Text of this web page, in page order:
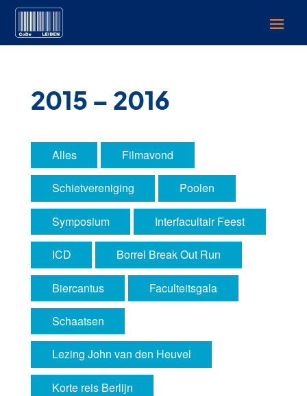
2015 – 2016
Alles Filmavond
Schietvereniging Poolen
Symposium Interfacultair Feest
ICD Borrel Break Out Run
Biercantus Faculteitsgala
Schaatsen
Lezing John van den Heuvel
Korte reis Berlijn